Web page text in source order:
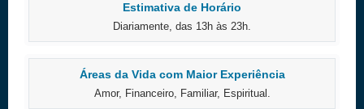
Estimativa de Horário
Diariamente, das 13h às 23h.
Áreas da Vida com Maior Experiência
Amor, Financeiro, Familiar, Espiritual.